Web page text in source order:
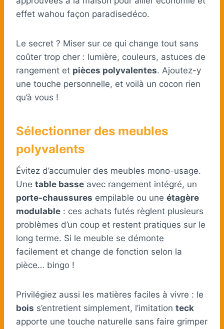
effet wahou façon paradisedéco.
Le secret ? Miser sur ce qui change tout sans
coûter trop cher : lumière, couleurs, astuces de
rangement et pièces polyvalentes. Ajoutez-y
une touche personnelle, et voilà un cocon rien
qu’à vous !
Sélectionner des meubles
polyvalents
Évitez d’accumuler des meubles mono-usage.
Une table basse avec rangement intégré, un
porte-chaussures empilable ou une étagère
modulable : ces achats futés règlent plusieurs
problèmes d’un coup et restent pratiques sur le
long terme. Si le meuble se démonte
facilement et change de fonction selon la
pièce… bingo !
Privilégiez aussi les matières faciles à vivre : le
bois s’entretient simplement, l’imitation teck
apporte une touche naturelle sans faire grimper